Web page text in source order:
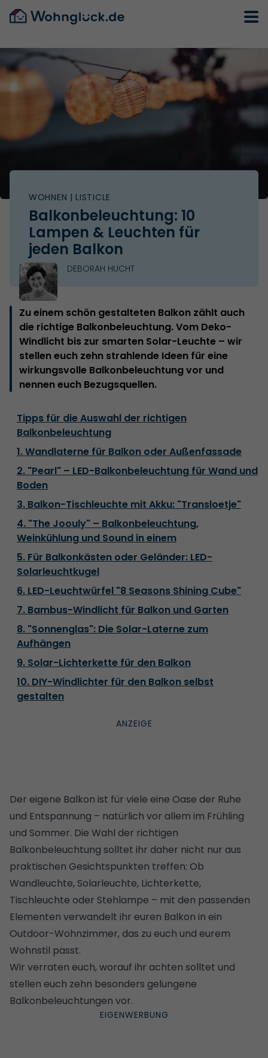
WOHNEN | LISTICLE
Balkonbeleuchtung: 10
Lampen & Leuchten für
jeden Balkon
DEBORAH HUCHT
Zu einem schön gestalteten Balkon zählt auch
die richtige Balkonbeleuchtung. Vom Deko-
Windlicht bis zur smarten Solar-Leuchte – wir
stellen euch zehn strahlende Ideen für eine
wirkungsvolle Balkonbeleuchtung vor und
nennen euch Bezugsquellen.
Tipps für die Auswahl der richtigen
Balkonbeleuchtung
1. Wandlaterne für Balkon oder Außenfassade
2. "Pearl" – LED-Balkonbeleuchtung für Wand und
Boden
3. Balkon-Tischleuchte mit Akku: "Transloetje"
4. "The Joouly" – Balkonbeleuchtung,
Weinkühlung und Sound in einem
5. Für Balkonkästen oder Geländer: LED-
Solarleuchtkugel
6. LED-Leuchtwürfel "8 Seasons Shining Cube"
7. Bambus-Windlicht für Balkon und Garten
8. "Sonnenglas": Die Solar-Laterne zum
Aufhängen
9. Solar-Lichterkette für den Balkon
10. DIY-Windlichter für den Balkon selbst
gestalten
Der eigene Balkon ist für viele eine Oase der Ruhe
und Entspannung – natürlich vor allem im Frühling
und Sommer. Die Wahl der richtigen
Balkonbeleuchtung solltet ihr daher nicht nur aus
praktischen Gesichtspunkten treffen: Ob
Wandleuchte, Solarleuchte, Lichterkette,
Tischleuchte oder Stehlampe – mit den passenden
Elementen verwandelt ihr euren Balkon in ein
Outdoor-Wohnzimmer, das zu euch und eurem
Wohnstil passt.
Wir verraten euch, worauf ihr achten solltet und
stellen euch zehn besonders gelungene
Balkonbeleuchtungen vor.